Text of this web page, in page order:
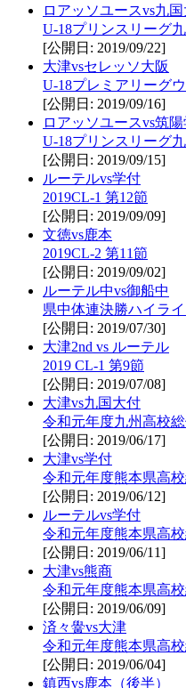
ロアッソユースvs九
U-18プリンスリーグ
[公開日: 2019/09/22]
大津vsセレッソ大阪
U-18プレミアリーグ
[公開日: 2019/09/16]
ロアッソユースvs筑陽
U-18プリンスリーグ
[公開日: 2019/09/15]
ルーテルvs学付
2019CL-1 第12節
[公開日: 2019/09/09]
文徳vs鹿本
2019CL-2 第11節
[公開日: 2019/09/02]
ルーテル中vs御船中
県中体連決勝ハイライ
[公開日: 2019/07/30]
大津2nd vs ルーテル
2019 CL-1 第9節
[公開日: 2019/07/08]
大津vs九国大付
令和元年度九州高校
[公開日: 2019/06/17]
大津vs学付
令和元年度熊本県高
[公開日: 2019/06/12]
ルーテルvs学付
令和元年度熊本県高
[公開日: 2019/06/11]
大津vs熊商
令和元年度熊本県高
[公開日: 2019/06/09]
済々黌vs大津
令和元年度熊本県高
[公開日: 2019/06/04]
鎮西vs鹿本（後半）